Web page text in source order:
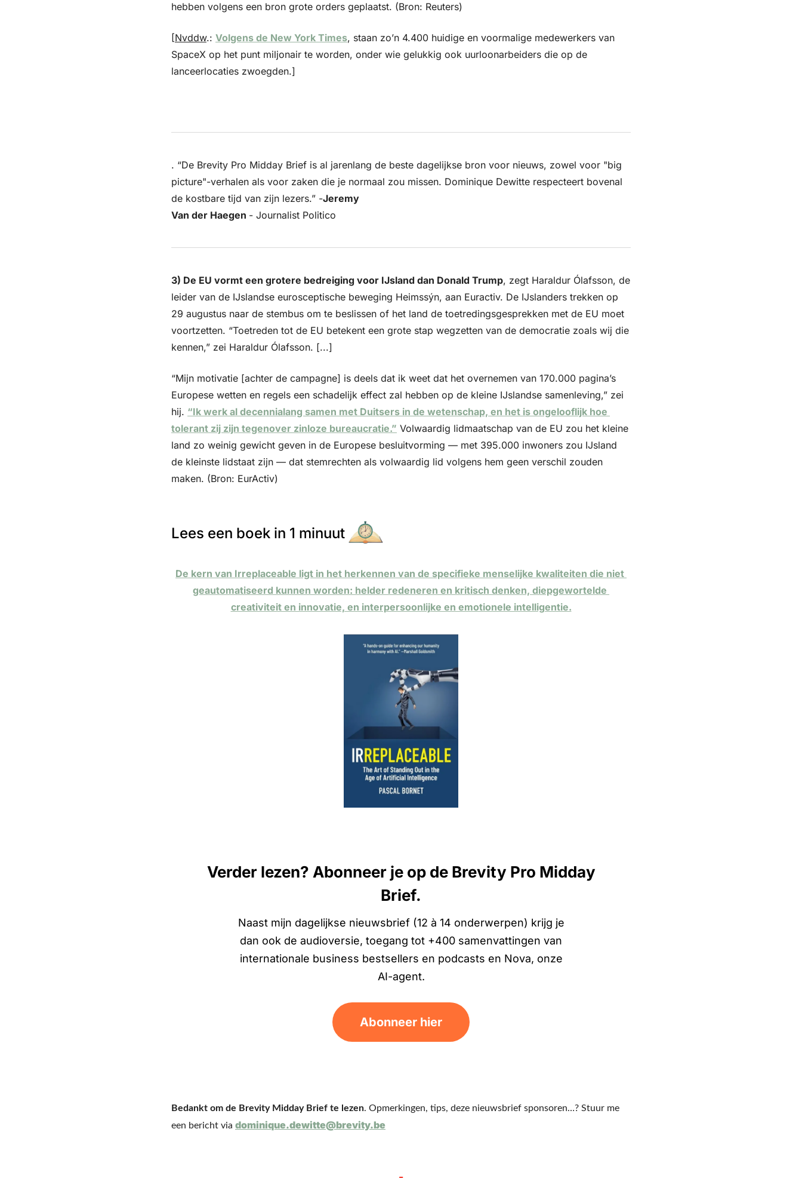
hebben volgens een bron grote orders geplaatst. (Bron: Reuters)
[Nvddw.: Volgens de New York Times, staan zo’n 4.400 huidige en voormalige medewerkers van
SpaceX op het punt miljonair te worden, onder wie gelukkig ook uurloonarbeiders die op de
lanceerlocaties zwoegden.]
. “De Brevity Pro Midday Brief is al jarenlang de beste dagelijkse bron voor nieuws, zowel voor "big
picture"-verhalen als voor zaken die je normaal zou missen. Dominique Dewitte respecteert bovenal
de kostbare tijd van zijn lezers.” -Jeremy
Van der Haegen - Journalist Politico
3) De EU vormt een grotere bedreiging voor IJsland dan Donald Trump, zegt Haraldur Ólafsson, de
leider van de IJslandse eurosceptische beweging Heimssýn, aan Euractiv. De IJslanders trekken op
29 augustus naar de stembus om te beslissen of het land de toetredingsgesprekken met de EU moet
voortzetten. “Toetreden tot de EU betekent een grote stap wegzetten van de democratie zoals wij die
kennen,” zei Haraldur Ólafsson. [...]
“Mijn motivatie [achter de campagne] is deels dat ik weet dat het overnemen van 170.000 pagina’s
Europese wetten en regels een schadelijk effect zal hebben op de kleine IJslandse samenleving,” zei
hij. “Ik werk al decennialang samen met Duitsers in de wetenschap, en het is ongelooflijk hoe
tolerant zij zijn tegenover zinloze bureaucratie.” Volwaardig lidmaatschap van de EU zou het kleine
land zo weinig gewicht geven in de Europese besluitvorming — met 395.000 inwoners zou IJsland
de kleinste lidstaat zijn — dat stemrechten als volwaardig lid volgens hem geen verschil zouden
maken. (Bron: EurActiv)
Lees een boek in 1 minuut
De kern van Irreplaceable ligt in het herkennen van de specifieke menselijke kwaliteiten die niet
geautomatiseerd kunnen worden: helder redeneren en kritisch denken, diepgewortelde
creativiteit en innovatie, en interpersoonlijke en emotionele intelligentie.
Verder lezen? Abonneer je op de Brevity Pro Midday
Brief.
Naast mijn dagelijkse nieuwsbrief (12 à 14 onderwerpen) krijg je
dan ook de audioversie, toegang tot +400 samenvattingen van
internationale business bestsellers en podcasts en Nova, onze
AI-agent.
Abonneer hier
Bedankt om de Brevity Midday Brief te lezen. Opmerkingen, tips, deze nieuwsbrief sponsoren…? Stuur me
een bericht via dominique.dewitte@brevity.be